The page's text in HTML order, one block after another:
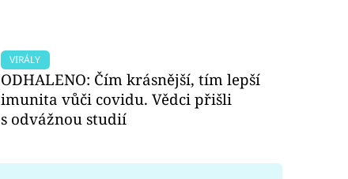
VIRÁLY
ODHALENO: Čím krásnější, tím lepší
imunita vůči covidu. Vědci přišli
s odvážnou studií